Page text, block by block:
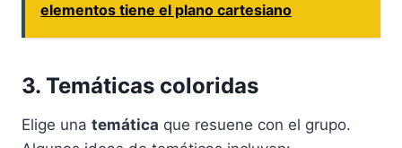
elementos tiene el plano cartesiano
3. Temáticas coloridas
Elige una temática que resuene con el grupo.